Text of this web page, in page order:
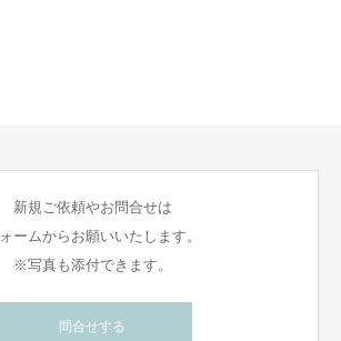
新規ご依頼やお問合せは
ームからお願いいたします。
※写真も添付できます。
問合せする